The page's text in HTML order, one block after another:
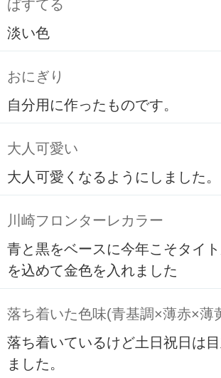
ぱすてる
淡い色
おにぎり
自分用に作ったものです。
大人可愛い
大人可愛くなるようにしました。
川崎フロンターレカラー
青と黒をベースに今年こそタイ
を込めて金色を入れました
落ち着いた色味(青基調×薄赤×薄
落ち着いているけど土日祝日は
ました。